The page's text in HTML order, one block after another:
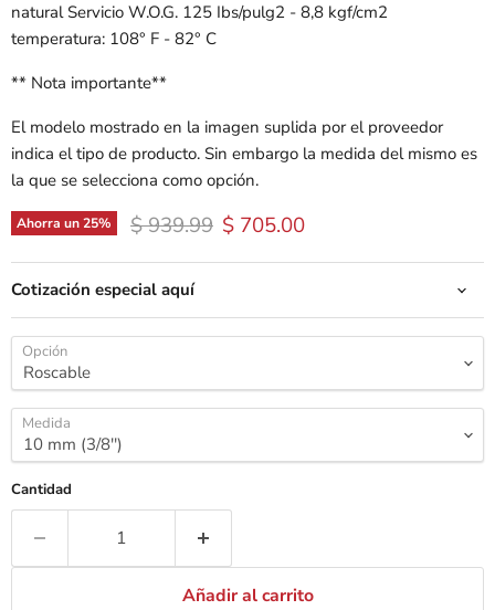
natural Servicio W.O.G. 125 Ibs/pulg2 - 8,8 kgf/cm2
temperatura: 108° F - 82° C
** Nota importante**
El modelo mostrado en la imagen suplida por el proveedor
indica el tipo de producto. Sin embargo la medida del mismo es
la que se selecciona como opción.
Ahorra un25% Precio original
$ 939.99 Precio actual
$ 705.00
Cotización especial aquí
Opción
Medida
Cantidad
Añadir al carrito